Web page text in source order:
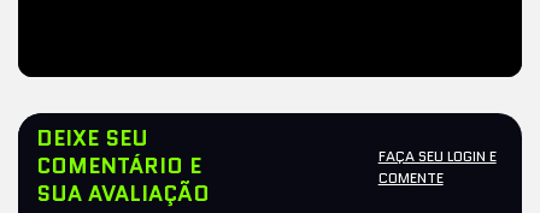
DEIXE SEU
COMENTÁRIO E
SUA AVALIAÇÃO
FAÇA SEU LOGIN E
COMENTE